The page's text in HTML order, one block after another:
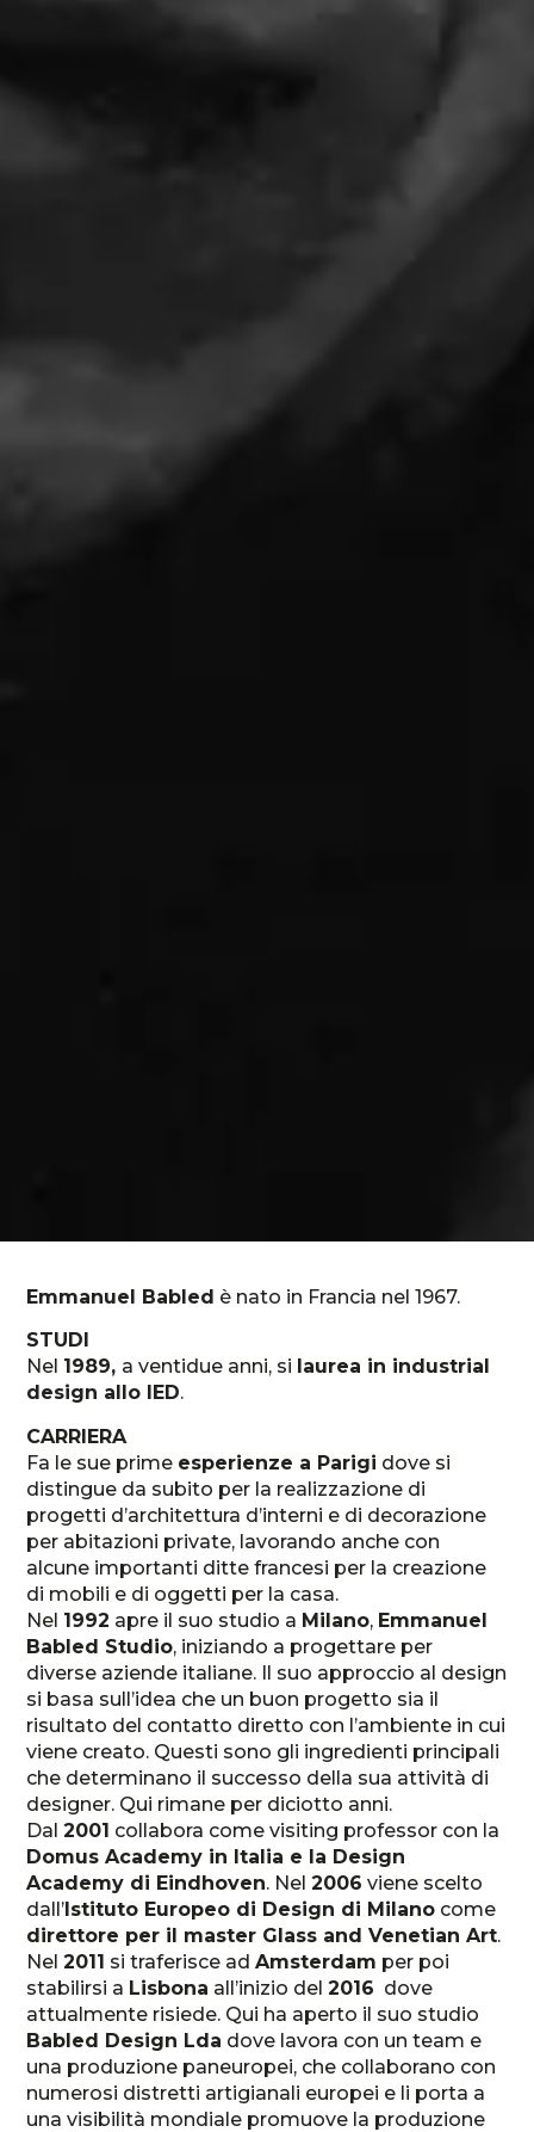
Emmanuel Babled è nato in Francia nel 1967.
STUDI
Nel 1989, a ventidue anni, si laurea in industrial
design allo IED.
CARRIERA
Fa le sue prime esperienze a Parigi dove si
distingue da subito per la realizzazione di
progetti d’architettura d’interni e di decorazione
per abitazioni private, lavorando anche con
alcune importanti ditte francesi per la creazione
di mobili e di oggetti per la casa.
Nel 1992 apre il suo studio a Milano, Emmanuel
Babled Studio, iniziando a progettare per
diverse aziende italiane. Il suo approccio al design
si basa sull’idea che un buon progetto sia il
risultato del contatto diretto con l’ambiente in cui
viene creato. Questi sono gli ingredienti principali
che determinano il successo della sua attività di
designer. Qui rimane per diciotto anni.
Dal2001 collabora come visiting professor con la
Domus Academy in Italia e la Design
Academy di Eindhoven. Nel2006 viene scelto
dall’Istituto Europeo di Design di Milano come
direttore per il master Glass and Venetian Art.
Nel2011 si traferisce adAmsterdam per poi
stabilirsi a Lisbona all’inizio del2016 dove
attualmente risiede. Qui ha aperto il suo studio
Babled Design Lda dove lavora con un team e
una produzione paneuropei, che collaborano con
numerosi distretti artigianali europei e li porta a
una visibilità mondiale promuove la produzione